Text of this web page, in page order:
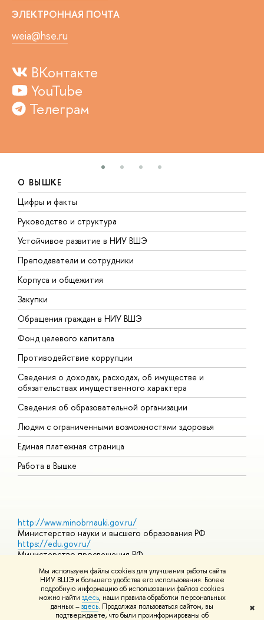
Мы используем файлы cookies для улучшения работы сайта
НИУ ВШЭ и большего удобства его использования. Более
подробную информацию об использовании файлов cookies
можно найти здесь, наши правила обработки персональных
данных –здесь. Продолжая пользоваться сайтом, вы
подтверждаете, что были проинформированы об
✖
ЭЛЕКТРОННАЯ ПОЧТА
weia@hse.ru
ВКонтакте
YouTube
Телеграм
О ВЫШКЕ
Цифры и факты
Руководство и структура
Устойчивое развитие в НИУ ВШЭ
Преподаватели и сотрудники
Корпуса и общежития
Закупки
Обращения граждан в НИУ ВШЭ
Фонд целевого капитала
Противодействие коррупции
Сведения о доходах, расходах, об имуществе и
обязательствах имущественного характера
Сведения об образовательной организации
Людям с ограниченными возможностями здоровья
Единая платежная страница
Работа в Вышке
http://www.minobrnauki.gov.ru/
Министерство науки и высшего образования РФ
https://edu.gov.ru/
Министерство просвещения РФ
https://elearning.hse.ru/mooc
Массовые открытые онлайн-курсы
© НИУ ВШЭ 1993–2026 Адреса и контактыУсловия